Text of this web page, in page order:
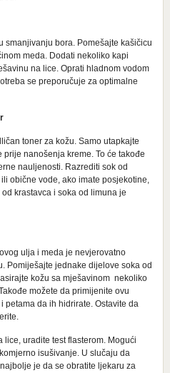
smanjivanju bora. Pomešajte kašičicu
meda. Dodati nekoliko kapi
na lice. Oprati hladnom vodom
se preporučuje za optimalne
toner za kožu. Samo utapkajte
nanošenja kreme. To će takođe
nauljenosti. Razrediti sok od
obične vode, ako imate posjekotine,
krastavca i soka od limuna je
ulja i meda je nevjerovatno
Pomiješajte jednake dijelove soka od
kožu sa mješavinom nekoliko
možete da primijenite ovu
petama da ih hidrirate. Ostavite da
uradite test flasterom. Mogući
isušivanje. U slučaju da
je da se obratite ljekaru za